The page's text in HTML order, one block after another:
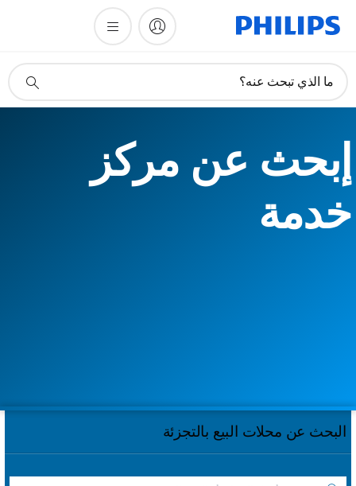
دعم
ما الذي تبحث عنه؟
إبحث عن مركز
خدمة
البحث عن محلات البيع بالتجزئة